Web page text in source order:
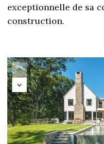
exceptionnelle de sa
construction.